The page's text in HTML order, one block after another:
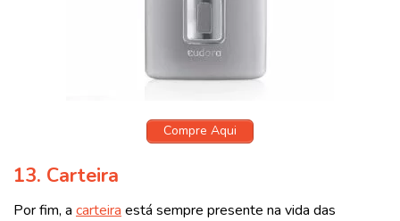
Compre Aqui
13. Carteira
Por fim, a carteira está sempre presente na vida das